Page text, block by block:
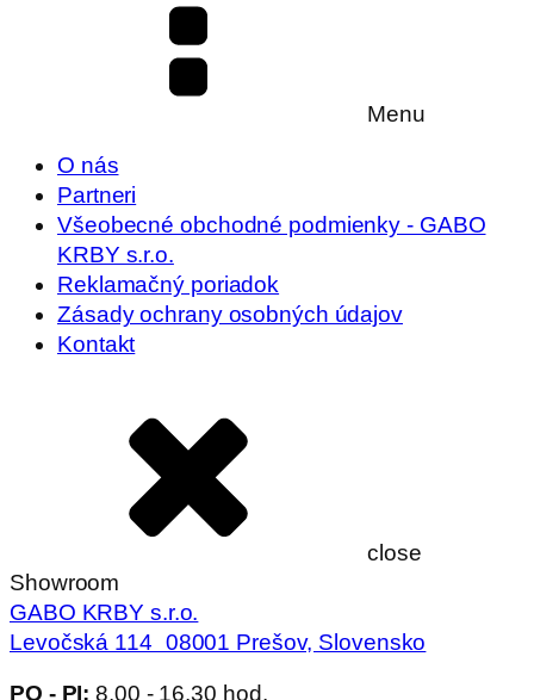
Menu
O nás
Partneri
Všeobecné obchodné podmienky - GABO
KRBY s.r.o.
Reklamačný poriadok
Zásady ochrany osobných údajov
Kontakt
close
Showroom
GABO KRBY s.r.o.
Levočská 114 08001 Prešov, Slovensko
PO - PI: 8.00 - 16.30 hod.